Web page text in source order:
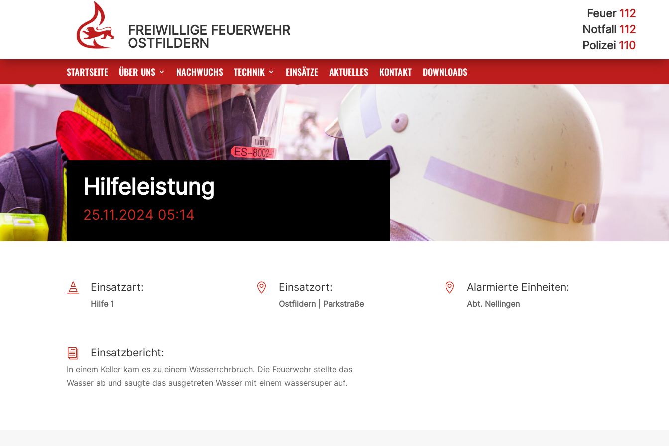
FREIWILLIGE FEUERWEHR
OSTFILDERN
Feuer 112
Notfall 112
Polizei 110
STARTSEITE ÜBER UNS NACHWUCHS TECHNIK EINSÄTZE AKTUELLES KONTAKT DOWNLOADS
Hilfeleistung
25.11.2024 05:14
 Einsatzart:
Hilfe 1
 Einsatzort:
Ostfildern | Parkstraße
 Alarmierte Einheiten:
Abt. Nellingen
i Einsatzbericht:
In einem Keller kam es zu einem Wasserrohrbruch. Die Feuerwehr stellte das
Wasser ab und saugte das ausgetreten Wasser mit einem wassersuper auf.